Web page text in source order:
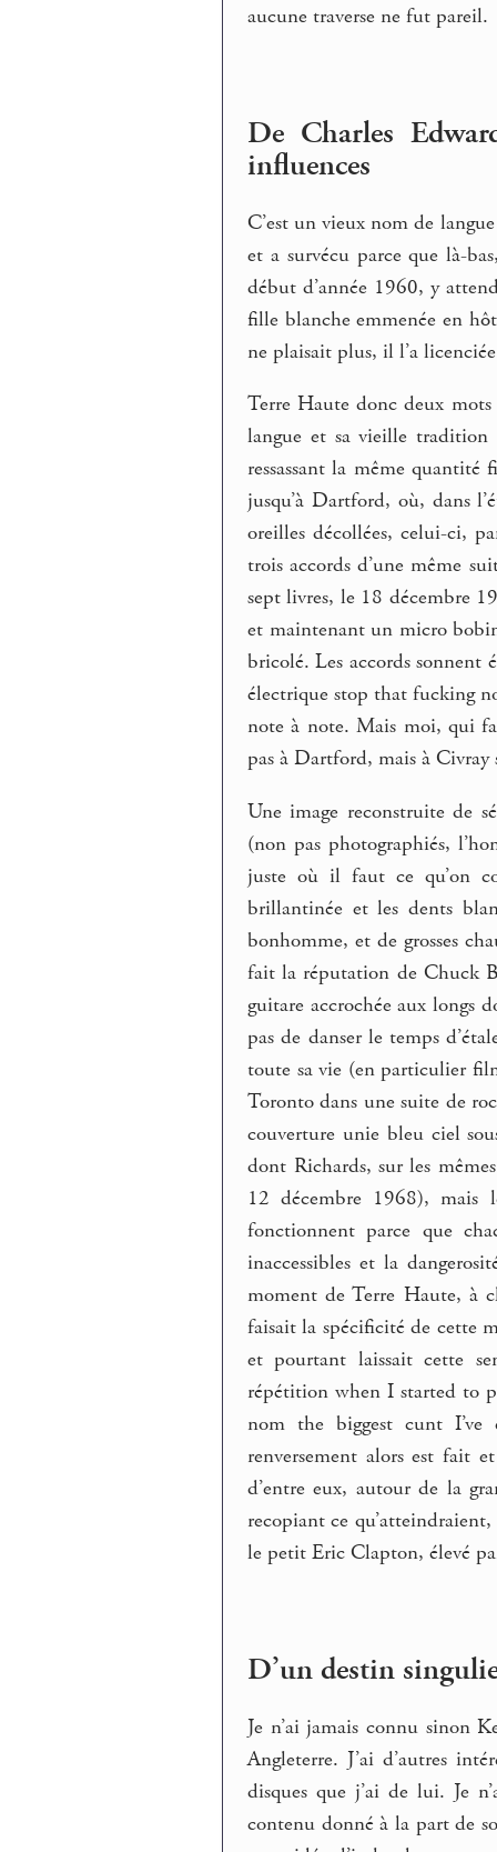
aucune traverse ne fut pareil.
De Charles
influences
C’est un vieux nom de
et a survécu parce que là-
début d’année 1960, y
fille blanche emmenée en
ne plaisait plus, il l’a
Terre Haute donc deux
langue et sa vieille
ressassant la même
jusqu’à Dartford, où, dans
oreilles décollées, celui-ci,
trois accords d’une même
sept livres, le 18 décembre
et maintenant un micro
bricolé. Les accords sonnent
électrique stop that fucking
note à note. Mais moi, qui
pas à Dartford, mais à Civray
Une image reconstruite de
(non pas photographiés,
juste où il faut ce qu’on
brillantinée et les dents
bonhomme, et de grosses
fait la réputation de Chuck
guitare accrochée aux longs
pas de danser le temps
toute sa vie (en particulier
Toronto dans une suite de
couverture unie bleu ciel
dont Richards, sur les
12 décembre 1968), mais
fonctionnent parce que
inaccessibles et la
moment de Terre Haute, à
faisait la spécificité de cette
et pourtant laissait cette
répétition when I started to
nom the biggest cunt
renversement alors est fait
d’entre eux, autour de la
recopiant ce
le petit Eric Clapton, élevé
D’un destin
Je n’ai jamais connu sinon
Angleterre. J’ai d’autres
disques que j’ai de lui. Je
contenu donné à la part de